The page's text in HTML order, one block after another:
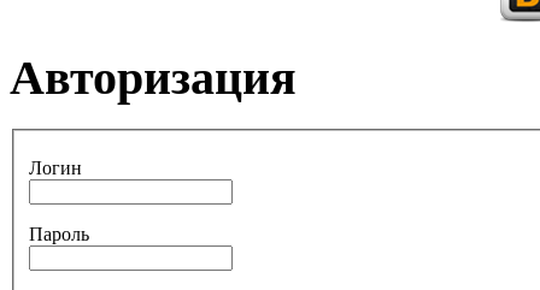
Авторизация
Логин
Пароль